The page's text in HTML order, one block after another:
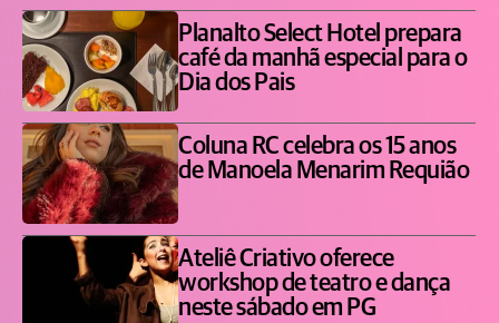
Planalto Select Hotel prepara
café da manhã especial para o
Dia dos Pais
Coluna RC celebra os 15 anos
de Manoela Menarim Requião
Ateliê Criativo oferece
workshop de teatro e dança
neste sábado em PG